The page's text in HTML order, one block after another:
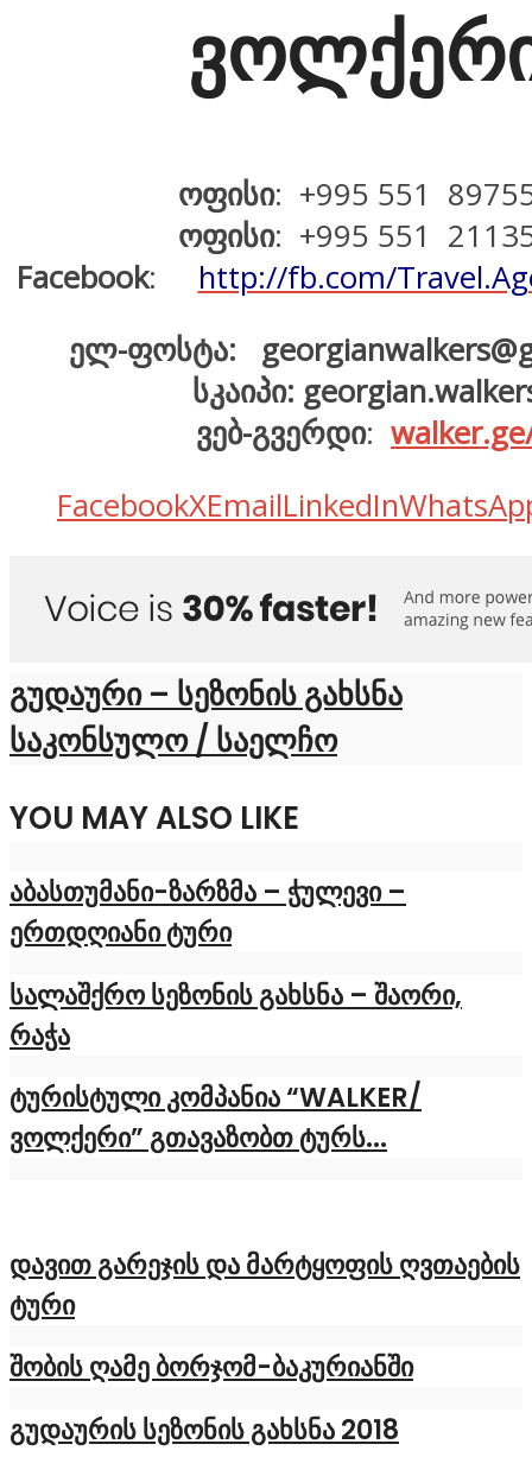
ოფისი: +995 551
ოფისი: +995 551
Facebook: http://fb.com/
ელ-ფოსტა:
სკაიპი:
ვებ-გვერდი:
FacebookXEmailLinkedIn
გუდაური – სეზონის გახსნა
საკონსულო / საელჩო
YOU MAY ALSO LIKE
აბასთუმანი-ზარზმა – ჭულევი –
ერთდღიანი ტური
სალაშქრო სეზონის გახსნა – შაორი,
რაჭა
ტურისტული კომპანია “WALKER/
ვოლქერი” გთავაზობთ ტურს...
დავით გარეჯის და მარტყოფის ღვთაების
ტური
შობის ღამე ბორჯომ-ბაკურიანში
გუდაურის სეზონის გახსნა 2018